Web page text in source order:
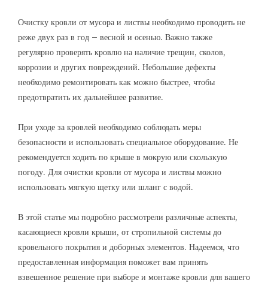
Очистку кровли от мусора и листвы необходимо проводить не
реже двух раз в год – весной и осенью. Важно также
регулярно проверять кровлю на наличие трещин, сколов,
коррозии и других повреждений. Небольшие дефекты
необходимо ремонтировать как можно быстрее, чтобы
предотвратить их дальнейшее развитие.
При уходе за кровлей необходимо соблюдать меры
безопасности и использовать специальное оборудование. Не
рекомендуется ходить по крыше в мокрую или скользкую
погоду. Для очистки кровли от мусора и листвы можно
использовать мягкую щетку или шланг с водой.
В этой статье мы подробно рассмотрели различные аспекты,
касающиеся кровли крыши, от стропильной системы до
кровельного покрытия и доборных элементов. Надеемся, что
предоставленная информация поможет вам принять
взвешенное решение при выборе и монтаже кровли для вашего